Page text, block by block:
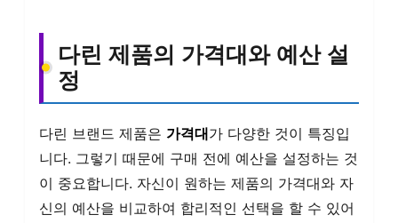
다린 제품의 가격대와 예산 설
정
다린 브랜드 제품은 가격대가 다양한 것이 특징입
니다. 그렇기 때문에 구매 전에 예산을 설정하는 것
이 중요합니다. 자신이 원하는 제품의 가격대와 자
신의 예산을 비교하여 합리적인 선택을 할 수 있어